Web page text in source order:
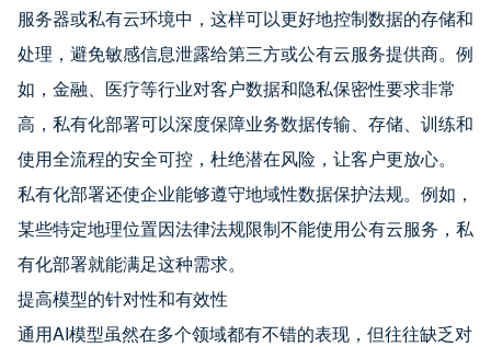
服务器或私有云环境中，这样可以更好地控制数据的存储和
处理，避免敏感信息泄露给第三方或公有云服务提供商。例
如，金融、医疗等行业对客户数据和隐私保密性要求非常
高，私有化部署可以深度保障业务数据传输、存储、训练和
使用全流程的安全可控，杜绝潜在风险，让客户更放心。
私有化部署还使企业能够遵守地域性数据保护法规。例如，
某些特定地理位置因法律法规限制不能使用公有云服务，私
有化部署就能满足这种需求。
提高模型的针对性和有效性
通用AI模型虽然在多个领域都有不错的表现，但往往缺乏对